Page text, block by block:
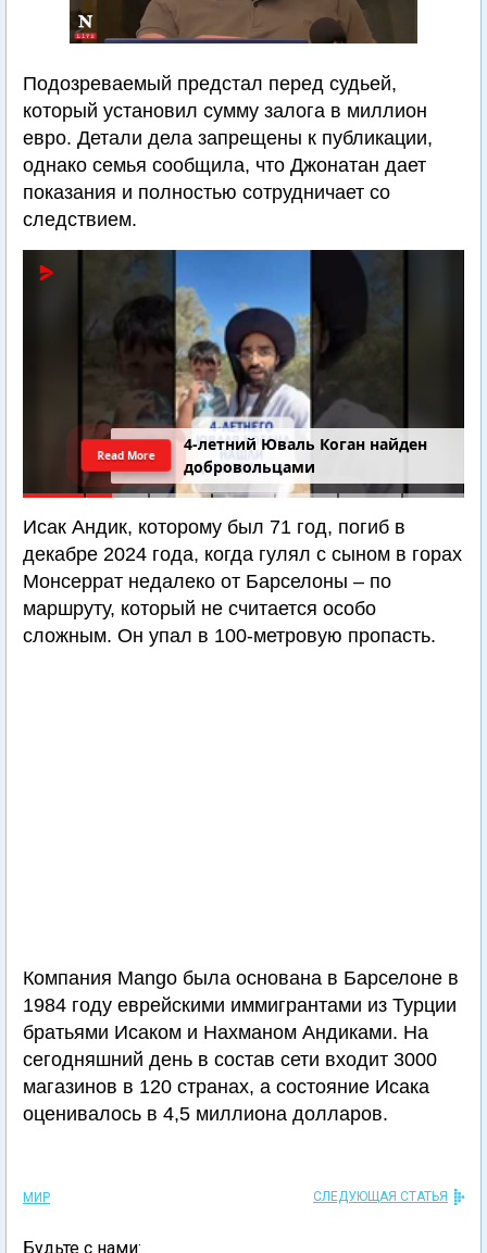
Подозреваемый предстал перед судьей,
который установил сумму залога в миллион
евро. Детали дела запрещены к публикации,
однако семья сообщила, что Джонатан дает
показания и полностью сотрудничает со
следствием.
4-летний Юваль Коган найден
добровольцами
Read More
Исак Андик, которому был 71 год, погиб в
декабре 2024 года, когда гулял с сыном в горах
Монсеррат недалеко от Барселоны – по
маршруту, который не считается особо
сложным. Он упал в 100-метровую пропасть.
Компания Mango была основана в Барселоне в
1984 году еврейскими иммигрантами из Турции
братьями Исаком и Нахманом Андиками. На
сегодняшний день в состав сети входит 3000
магазинов в 120 странах, а состояние Исака
оценивалось в 4,5 миллиона долларов.
МИР СЛЕДУЮЩАЯ СТАТЬЯ
Будьте с нами: